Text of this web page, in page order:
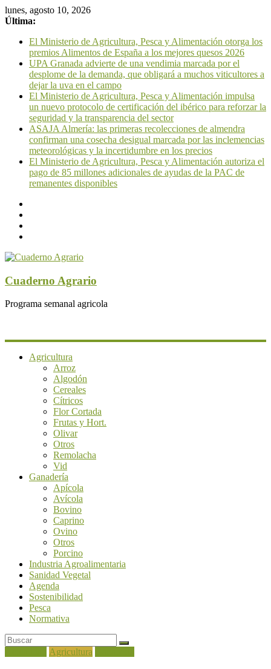
lunes, agosto 10, 2026
Última:
El Ministerio de Agricultura, Pesca y Alimentación otorga los
premios Alimentos de España a los mejores quesos 2026
UPA Granada advierte de una vendimia marcada por el
desplome de la demanda, que obligará a muchos viticultores a
dejar la uva en el campo
El Ministerio de Agricultura, Pesca y Alimentación impulsa
un nuevo protocolo de certificación del ibérico para reforzar la
seguridad y la transparencia del sector
ASAJA Almería: las primeras recolecciones de almendra
confirman una cosecha desigual marcada por las inclemencias
meteorológicas y la incertidumbre en los precios
El Ministerio de Agricultura, Pesca y Alimentación autoriza el
pago de 85 millones adicionales de ayudas de la PAC de
remanentes disponibles
Cuaderno Agrario
Programa semanal agricola
Agricultura
Arroz
Algodón
Cereales
Cítricos
Flor Cortada
Frutas y Hort.
Olivar
Otros
Remolacha
Vid
Ganadería
Apícola
Avícola
Bovino
Caprino
Ovino
Otros
Porcino
Industria Agroalimentaria
Sanidad Vegetal
Agenda
Sostenibilidad
Pesca
Normativa
Agricultura